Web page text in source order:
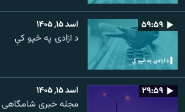
۵۹:۵۹ اسد ۱۵, ۱۴۰۵
د ازادۍ په څپو کې
۲۹:۵۹ اسد ۱۵, ۱۴۰۵
مجله خبری شامگاهی